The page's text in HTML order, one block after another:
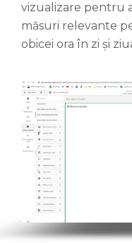
vizualizare pentru
măsuri relevante
obicei ora în zi și